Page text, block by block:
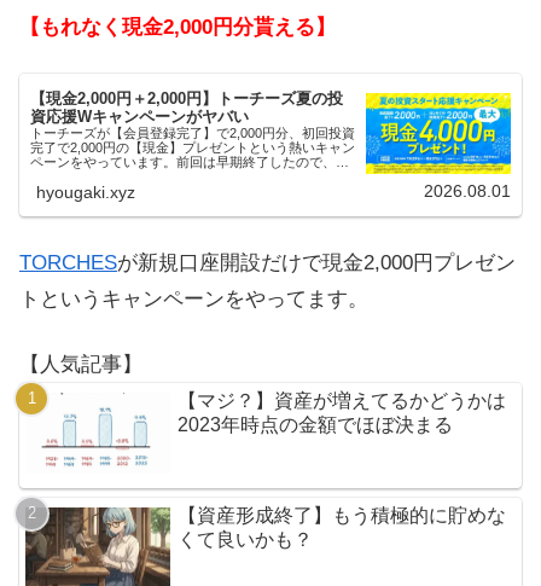
【もれなく現金2,000円分貰える】
【現金2,000円＋2,000円】トーチーズ夏の投
資応援Wキャンペーンがヤバい
トーチーズが【会員登録完了】で2,000円分、初回投資
完了で2,000円の【現金】プレゼントという熱いキャン
ペーンをやっています。前回は早期終了したので、使
hyougaki.xyz 2026.08.01
TORCHESが新規口座開設だけで現金2,000円プレゼン
トというキャンペーンをやってます。
【人気記事】
【マジ？】資産が増えてるかどうかは
2023年時点の金額でほぼ決まる
【資産形成終了】もう積極的に貯めな
くて良いかも？